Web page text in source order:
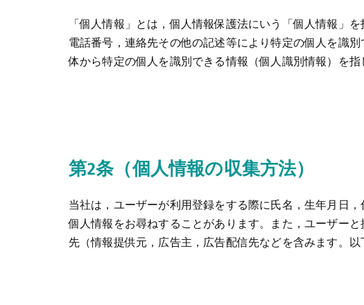
「個人情報」とは，個人情報保護法にいう「個人情報」
電話番号，連絡先その他の記述等により特定の個人を識
体から特定の個人を識別できる情報（個人識別情報）を指
第2条（個人情報の収集方法）
当社は，ユーザーが利用登録をする際に氏名，生年月日
個人情報をお尋ねすることがあります。また，ユーザー
先（情報提供元，広告主，広告配信先などを含みます。